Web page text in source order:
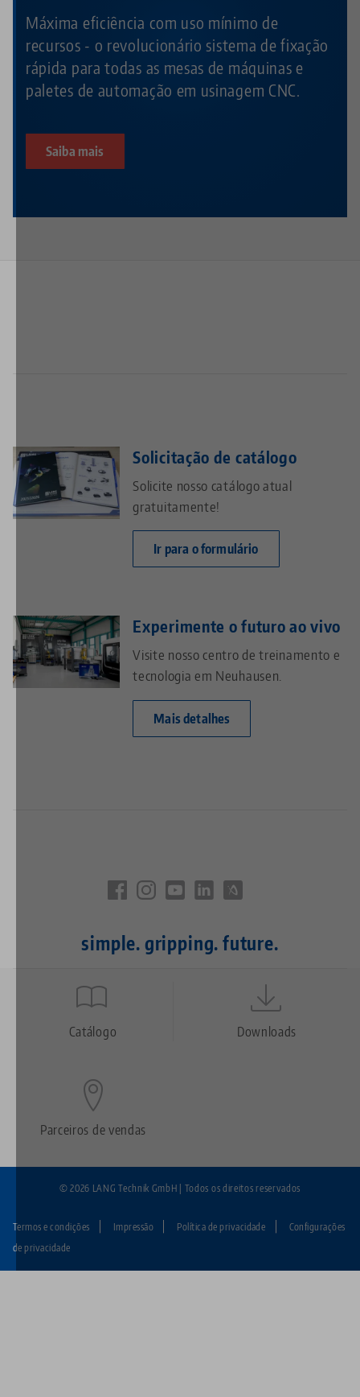
Máxima eficiência com uso mínimo de
recursos - o revolucionário sistema de fixação
rápida para todas as mesas de máquinas e
paletes de automação em usinagem CNC.
Saiba mais
Solicitação de catálogo
Solicite nosso catálogo atual
gratuitamente!
Ir para o formulário
Experimente o futuro ao vivo
Visite nosso centro de treinamento e
tecnologia em Neuhausen.
Mais detalhes
simple. gripping. future.
Quicklinks
FooterCatálogo Downloads
Parceiros de vendas
Fußzeile:
LANG
Termos e condições Impressão Política de privacidade
Configurações
de privacidade
© 2026 LANG Technik GmbH | Todos os direitos reservados